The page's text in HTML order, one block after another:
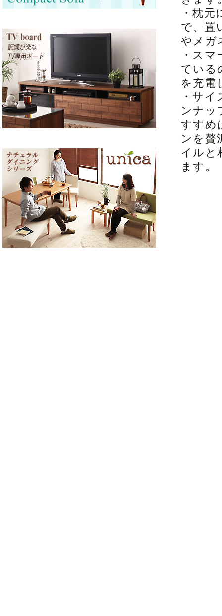
・枕
で、置
やメガ
・ス
ている
を充電
・サ
ンナッ
すすめ
ンを贅
イルと
ます。